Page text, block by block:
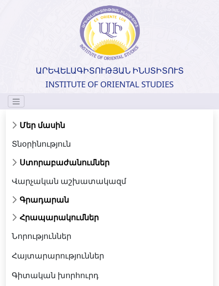
ԱՐԵՎԵԼԱԳԻՏՈՒԹՅԱՆ ԻՆՍՏԻՏՈՒՏ
INSTITUTE OF ORIENTAL STUDIES
Մեր մասին
Տնօրինություն
Ստորաբաժանումներ
Վարչական աշխատակազմ
Գրադարան
Հրապարակումներ
Նորություններ
Հայտարարություններ
Գիտական խորհուրդ